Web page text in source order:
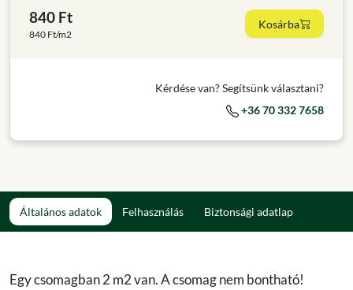
840 Ft
840 Ft/m2
Kosárba
Kérdése van? Segítsünk választani?
+36 70 332 7658
Általános adatok Felhasználás Biztonsági adatlap
Egy csomagban 2 m2 van. A csomag nem bontható!